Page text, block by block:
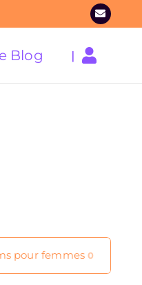
Blog |
pour femmes0